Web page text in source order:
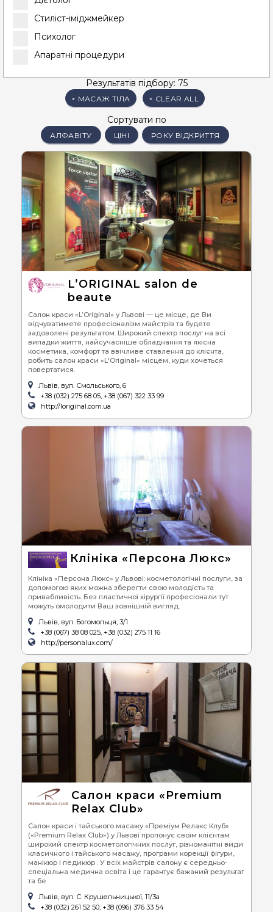
Стиліст-іміджмейкер
Психолог
Апаратні процедури
Результатів підбору: 75
× МАСАЖ ТІЛА × CLEAR ALL
Сортувати по
АЛФАВІТУ ЦІНІ РОКУ ВІДКРИТТЯ
L’ORIGINAL salon de
beaute
Салон краси «L’Original» у Львові — це місце, де Ви
відчуватимете професіоналізм майстрів та будете
задоволені результатом. Широкий спектр послуг на всі
випадки життя, найсучасніше обладнання та якісна
косметика, комфорт та ввічливе ставлення до клієнта,
робить салон краси «L'Original» місцем, куди хочеться
повертатися.
Львів, вул. Смольського, 6
+38 (032) 275 68 05, +38 (067) 322 33 99
http://loriginal.com.ua
Клініка «Персона Люкс»
Клініка «Персона Люкс» у Львові: косметологічні послуги, за
допомогою яких можна зберегти свою молодість та
привабливість. Без пластичної хірургії професіонали тут
можуть омолодити Ваш зовнішній вигляд.
Львів, вул. Богомольця, 3/1
+38 (067) 38 08 025, +38 (032) 275 11 16
http://personalux.com/
Салон краси «Premium
Relax Club»
Салон краси і тайського масажу «Преміум Релакс Клуб»
(«Premium Relax Club») у Львові пропонує своїм клієнтам
широкий спектр косметологічних послуг, різноманітні види
класичного і тайського масажу, програми корекції фігури,
манікюр і педикюр . У всіх майстрів салону є середньо-
спеціальна медична освіта і це гарантує бажаний результат
та бе
Львів, вул. С. Крушельницької, 11/3а
+38 (032) 261 52 50, +38 (096) 376 33 54